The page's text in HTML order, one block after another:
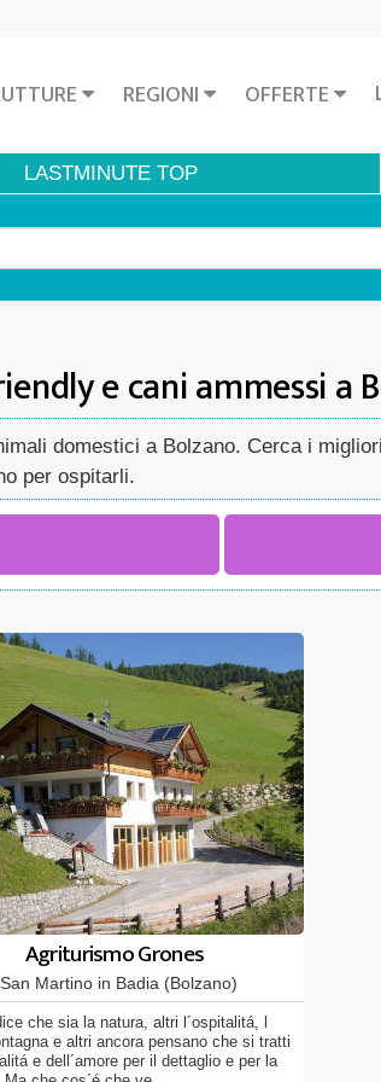
REGIONI OFFERTE
LASTMINUTE TOP
e cani ammessi a
domestici a Bolzano. Cerca i
per ospitarli.
Agriturismo Grones
Martino in Badia (Bolzano)
che sia la natura, altri l´ospitalitá, l
e altri ancora pensano che si tratti
e dell´amore per il dettaglio e per la